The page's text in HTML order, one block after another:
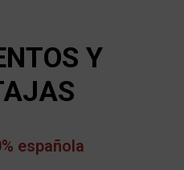
Y
española